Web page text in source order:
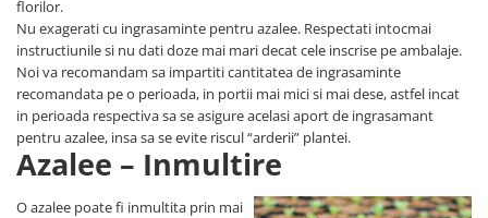
florilor.
Nu exagerati cu ingrasaminte pentru azalee. Respectati intocmai
instructiunile si nu dati doze mai mari decat cele inscrise pe ambalaje.
Noi va recomandam sa impartiti cantitatea de ingrasaminte
recomandata pe o perioada, in portii mai mici si mai dese, astfel incat
in perioada respectiva sa se asigure acelasi aport de ingrasamant
pentru azalee, insa sa se evite riscul “arderii” plantei.
Azalee – Inmultire
O azalee poate fi inmultita prin mai